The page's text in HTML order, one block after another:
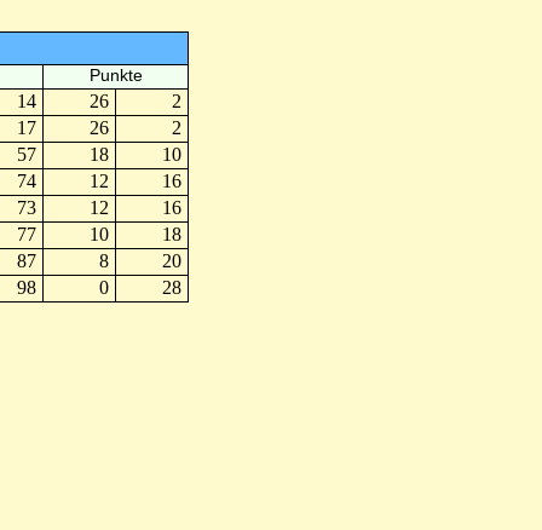
Punkte
14 26
2
17 26
2
57 18
10
74 12
16
73 12
16
77 10
18
87 8
20
98 0 28